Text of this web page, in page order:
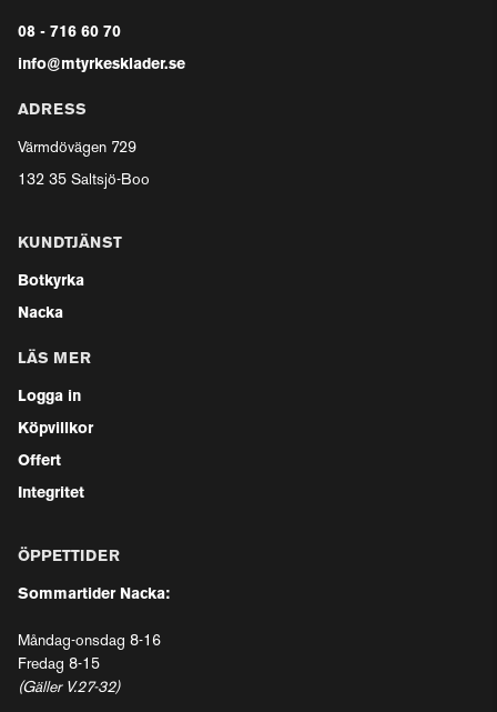
08 - 716 60 70
info@mtyrkesklader.se
ADRESS
Värmdövägen 729
132 35 Saltsjö-Boo
KUNDTJÄNST
Botkyrka
Nacka
LÄS MER
Logga in
Köpvillkor
Offert
Integritet
ÖPPETTIDER
Sommartider Nacka:
Måndag-onsdag 8-16
Fredag 8-15
(Gäller V.27-32)